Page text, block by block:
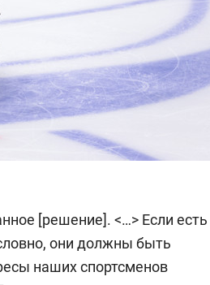
[решение]. <…> Если есть
они должны быть
наших спортсменов